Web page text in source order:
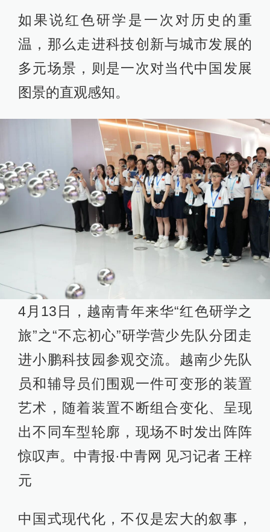
如果说红色研学是一次对历史的重
温，那么走进科技创新与城市发展的
多元场景，则是一次对当代中国发展
图景的直观感知。
4月13日，越南青年来华“红色研学之
旅”之“不忘初心”研学营少先队分团走
进小鹏科技园参观交流。越南少先队
员和辅导员们围观一件可变形的装置
艺术，随着装置不断组合变化、呈现
出不同车型轮廓，现场不时发出阵阵
惊叹声。中青报·中青网 见习记者 王梓
元
中国式现代化，不仅是宏大的叙事，